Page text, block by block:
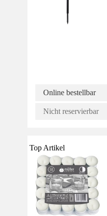
Online bestellbar
Nicht reservierbar
Top Artikel